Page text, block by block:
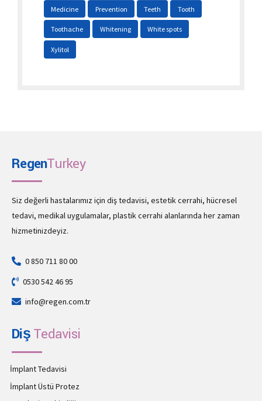
Medicine Prevention Teeth Tooth
Toothache Whitening White spots
Xylitol
RegenTurkey
Siz değerli hastalarımız için diş tedavisi, estetik cerrahi, hücresel
tedavi, medikal uygulamalar, plastik cerrahi alanlarında her zaman
hizmetinizdeyiz.
0 850 711 80 00
0530 542 46 95
info@regen.com.tr
DişTedavisi
İmplant Tedavisi
İmplant Üstü Protez